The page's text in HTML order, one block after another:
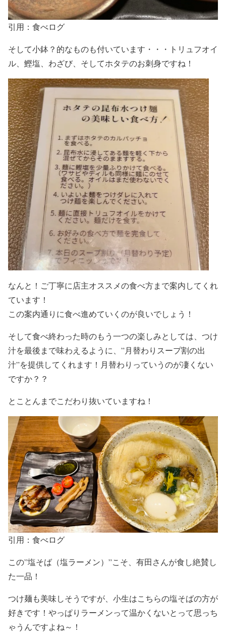
引用：食べログ
そして小鉢？的なものも付いています・・・ トリュフオイ
ル、鰹塩、わざび、そしてホタテのお刺身ですね！
なんと！ご丁寧に店主オススメの食べ方まで案内してくれ
ています！
この案内通りに食べ進めていくのが良いでしょう！
そして食べ終わった時のもう一つの楽しみとしては、つけ
汁を最後まで味わえるように、”月替わりスープ割の出
汁”を提供してくれます！ 月替わりっていうのが凄く ない
ですか？？
とことんまでこだわり抜いていますね！
引用：食べログ
この”塩そば（塩ラーメン）”こそ、 有田さんが食し絶賛し
た一品！
つけ麺も美味しそうですが、小生はこちらの塩そばの方が
好きです！やっぱりラーメンって温かくないとって思っち
ゃうんですよね～！